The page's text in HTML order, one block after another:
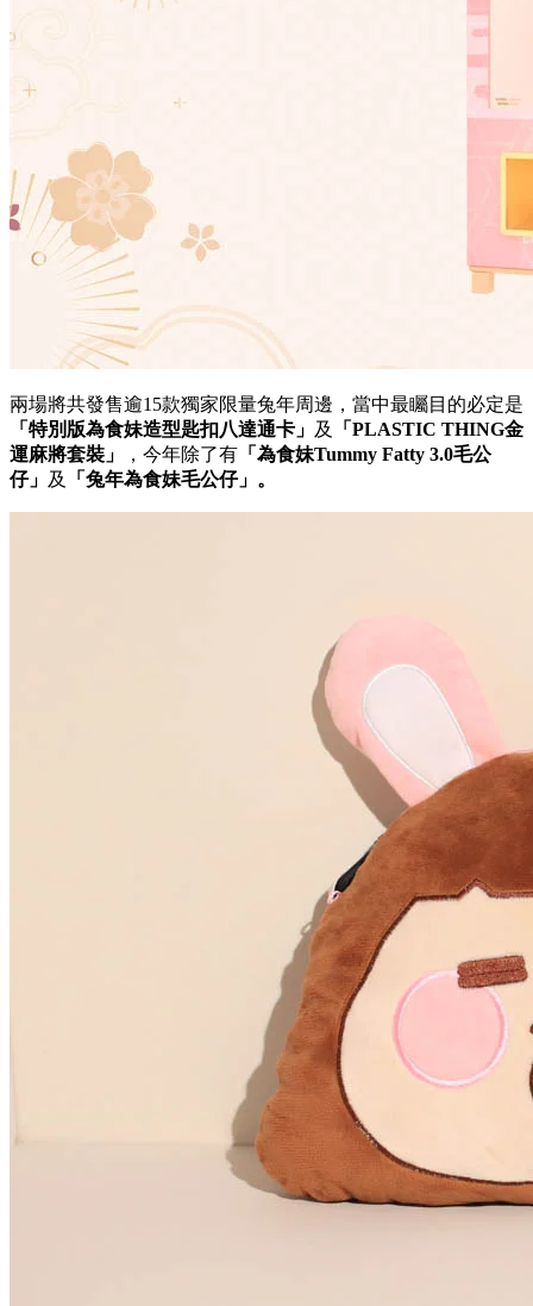
兩場將共發售逾15款獨家限量兔年周邊，當中最矚目的必定是
「 特別版為食妹造型匙扣八達通卡 」 及 「 PLASTIC THING金
運麻將套裝」
，今年除了有 「為食妹Tummy Fatty 3.0毛公
仔」 及 「兔年為食妹毛公仔」。